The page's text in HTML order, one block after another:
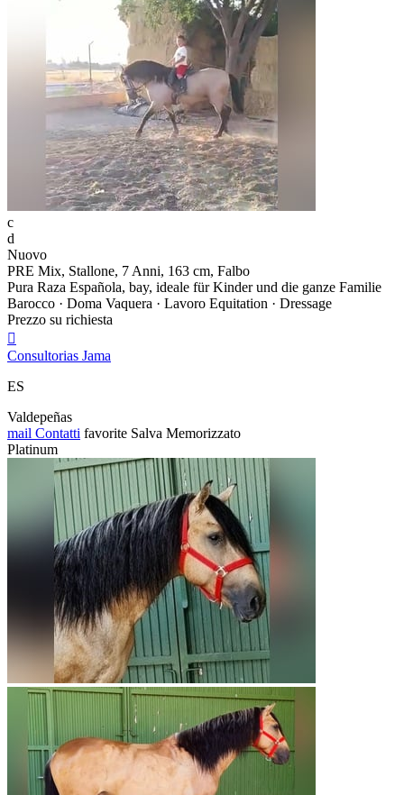
c
d
Nuovo
PRE Mix, Stallone, 7 Anni, 163 cm, Falbo
Pura Raza Española, bay, ideale für Kinder und die ganze Familie
Barocco · Doma Vaquera · Lavoro Equitation · Dressage
Prezzo su richiesta

Consultorias Jama
ES
Valdepeñas
mail Contatti favorite Salva Memorizzato
Platinum